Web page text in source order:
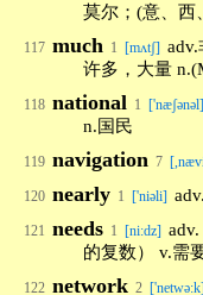
莫尔；(意、西
117 much 1 [mʌtʃ]
许多，大量
118 national 1 ['næʃənəl]
n.国民
119 navigation 7
120 nearly 1 ['niəli]
121 needs 1 [ni:dz]
的复数） v.需
122 network 2 ['netwə:k]